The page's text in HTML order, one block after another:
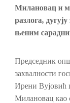
Милановац и
разлога,
њеним
Председник
захвалности
Ирени Вујовић
Милановац као